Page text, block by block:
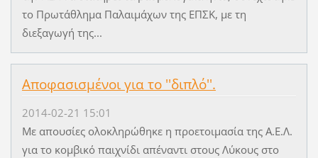
το Πρωτάθλημα Παλαιμάχων της ΕΠΣΚ, με τη
διεξαγωγή της...
Αποφασισμένοι για το ''διπλό''.
2014-02-21 15:01
Με απουσίες ολοκληρώθηκε η προετοιμασία της Α.Ε.Λ.
για το κομβικό παιχνίδι απέναντι στους Λύκους στο